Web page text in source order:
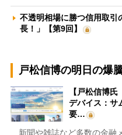
不透明相場に勝つ信用取
長！」【第9回】
戸松信博の明日の爆
【戸松信博
デバイス：サ
要…
新聞や雑誌など多数の金融